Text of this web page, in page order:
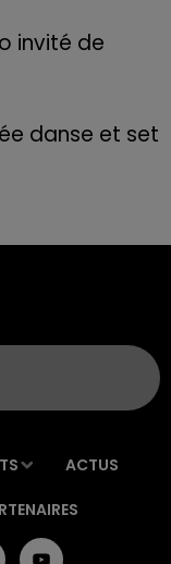
invité de
danse et set
ACTUS